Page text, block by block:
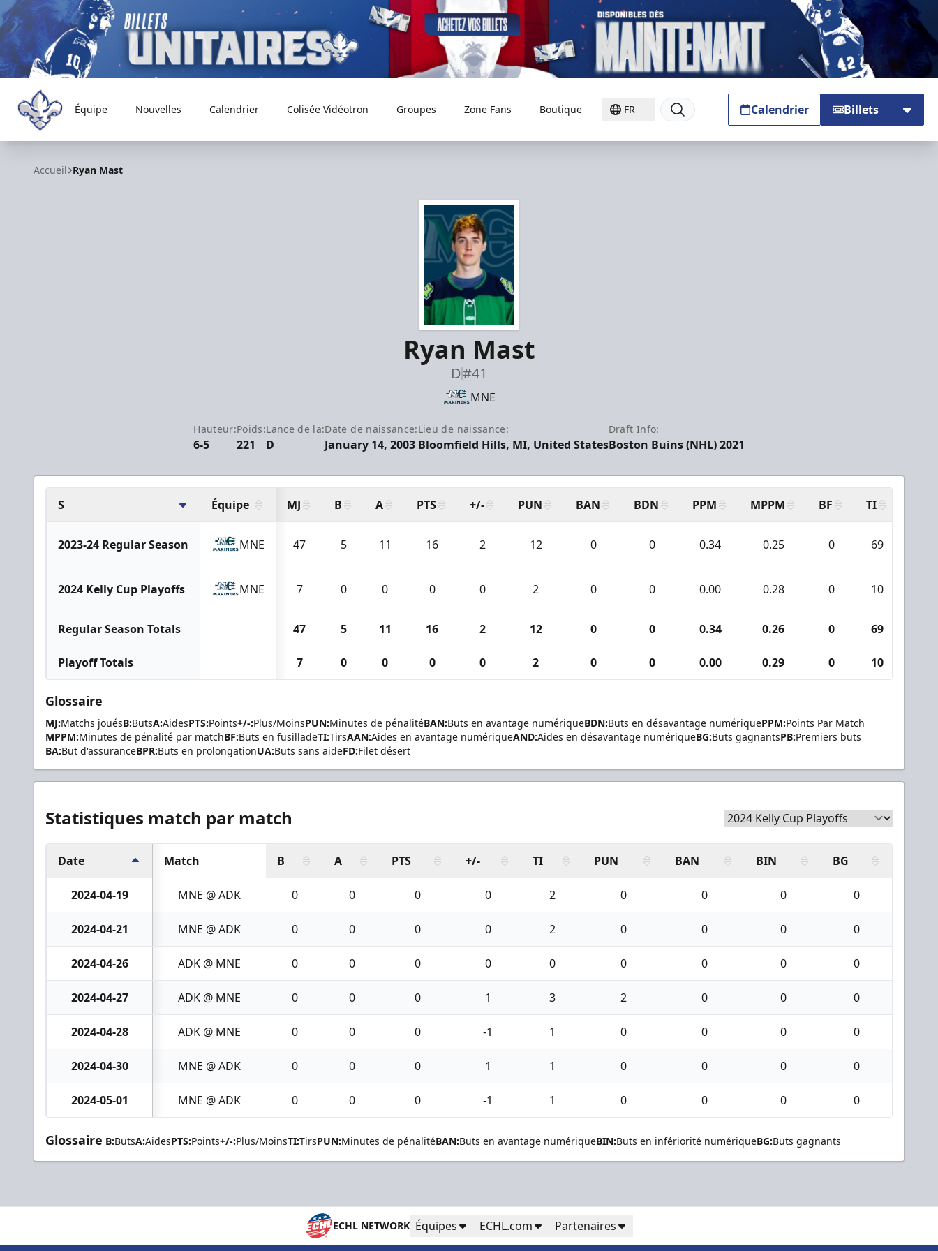
Trois-Rivières Lions
Équipe Nouvelles Calendrier Colisée Vidéotron Groupes Zone Fans Boutique FR Calendrier Billets
Accueil Ryan Mast
Ryan Mast
D#41
MNE
Hauteur:
6-5
Poids:
221
Lance de la:
D
Date de naissance:
January 14, 2003
Lieu de naissance:
Bloomfield Hills, MI, United States
Draft Info:
Boston Buins (NHL) 2021
S Équipe MJ B A PTS +/- PUN BAN BDN PPM MPPM BF TI
2023-24 Regular Season MNE 47 5 11 16 2 12 0 0 0.34 0.25 0 69
2024 Kelly Cup Playoffs MNE 7 0 0 0 0 2 0 0 0.00 0.28 0 10
Regular Season Totals 47 5 11 16 2 12 0 0 0.34 0.26 0 69
Playoff Totals 7 0 0 0 0 2 0 0 0.00 0.29 0 10
Glossaire
MJ:Matchs jouésB:ButsA:AidesPTS:Points+/-:Plus/MoinsPUN:Minutes de pénalitéBAN:Buts en avantage numériqueBDN:Buts en désavantage numériquePPM:Points Par Match
MPPM:Minutes de pénalité par matchBF:Buts en fusilladeTI:TirsAAN:Aides en avantage numériqueAND:Aides en désavantage numériqueBG:Buts gagnantsPB:Premiers buts
BA:But d'assuranceBPR:Buts en prolongationUA:Buts sans aideFD:Filet désert
Statistiques match par match
Date Match B A PTS +/- TI PUN BAN BIN BG
2024-04-19 MNE @ ADK 0 0 0 0 2 0 0 0 0
2024-04-21 MNE @ ADK 0 0 0 0 2 0 0 0 0
2024-04-26 ADK @ MNE 0 0 0 0 0 0 0 0 0
2024-04-27 ADK @ MNE 0 0 0 1 3 2 0 0 0
2024-04-28 ADK @ MNE 0 0 0 -1 1 0 0 0 0
2024-04-30 MNE @ ADK 0 0 0 1 1 0 0 0 0
2024-05-01 MNE @ ADK 0 0 0 -1 1 0 0 0 0
Glossaire B:ButsA:AidesPTS:Points+/-:Plus/MoinsTI:TirsPUN:Minutes de pénalitéBAN:Buts en avantage numériqueBIN:Buts en infériorité numériqueBG:Buts gagnants
ECHL NETWORK Équipes ECHL.com Partenaires